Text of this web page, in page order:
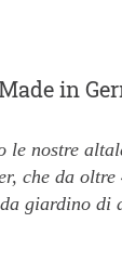
Made in
le nostre
che da
giardino di